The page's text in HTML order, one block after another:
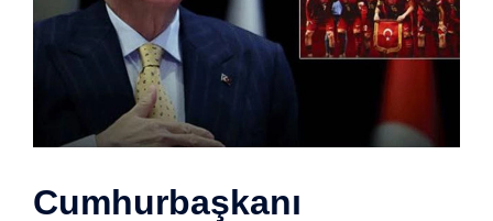
Cumhurbaşkanı